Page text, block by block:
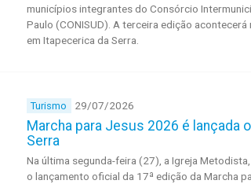
municípios integrantes do Consórcio
Paulo (CONISUD). A terceira edição
em Itapecerica da Serra.
Turismo 29/07/2026
Marcha para Jesus 2026 é lançada
Serra
Na última segunda-feira (27), a Igreja
o lançamento oficial da 17ª edição da Marcha